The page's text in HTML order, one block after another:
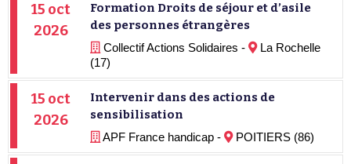
15 oct
2026
Formation Droits de séjour et d’asile
des personnes étrangères
Collectif Actions Solidaires -
La Rochelle
(17)
15 oct
2026
Intervenir dans des actions de
sensibilisation
APF France handicap - POITIERS (86)